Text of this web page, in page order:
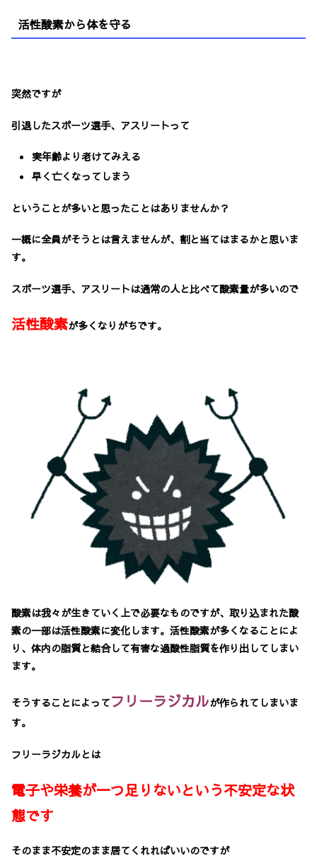
活性酸素から体を守る
突然ですが
引退したスポーツ選手、アスリートって
実年齢より老けてみえる
早く亡くなってしまう
ということが多いと思ったことはありませんか？
一概に全員がそうとは言えませんが、割と当てはまるかと思いま
す。
スポーツ選手、アスリートは通常の人と比べて酸素量が多いので
活性酸素が多くなりがちです。
酸素は我々が生きていく上で必要なものですが、 取り込まれた酸
素の一部は活性酸素に変化します。 活性酸素が多くなることによ
り、体内の脂質と結合して有害な過酸性脂質を作り出してしまい
ます。
そうすることによってフリーラジカルが作られてしまいま
す。
フリーラジカルとは
電子や栄養が一つ足りないという不安定な状
態です
そのまま不安定のまま居てくれればいいのですが